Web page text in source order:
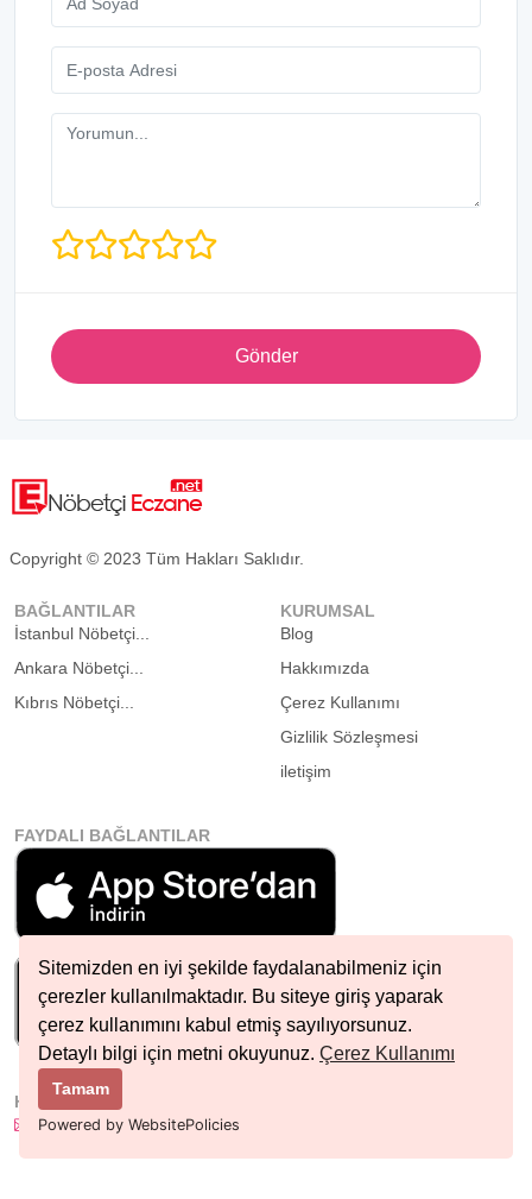
Sitemizden en iyi şekilde faydalanabilmeniz için
çerezler kullanılmaktadır. Bu siteye giriş yaparak
çerez kullanımını kabul etmiş sayılıyorsunuz.
Detaylı bilgi için metni okuyunuz. Çerez Kullanımı
Tamam
Powered by WebsitePolicies
Gönder
Copyright © 2023 Tüm Hakları Saklıdır.
BAĞLANTILAR
İstanbul Nöbetçi...
Ankara Nöbetçi...
Kıbrıs Nöbetçi...
KURUMSAL
Blog
Hakkımızda
Çerez Kullanımı
Gizlilik Sözleşmesi
iletişim
FAYDALI BAĞLANTILAR
HIZLI İLETIŞIM
info@nobetcieczane.net